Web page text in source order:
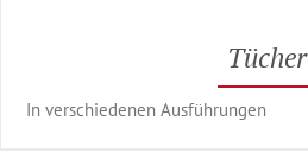
Tücher
In verschiedenen Ausführungen